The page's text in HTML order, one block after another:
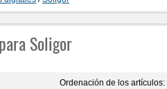
Soligor
Ordenación de los artículos: